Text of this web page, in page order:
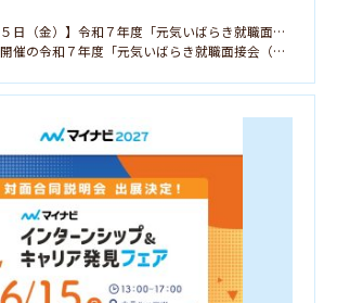
【令和７年７月２５日（金）】令和７年度「元気いばらき就職面接会（水戸会場）」に参加します！！
７月２５日（金）開催の令和７年度「元気いばらき就職面接会（水戸会場）」に参加します。 「人事担当者と […]